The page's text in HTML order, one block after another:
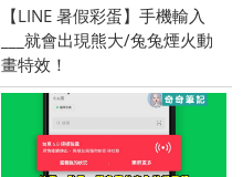
【LINE 暑假彩蛋】手機輸入
___就會出現熊大/兔兔煙火動
畫特效！